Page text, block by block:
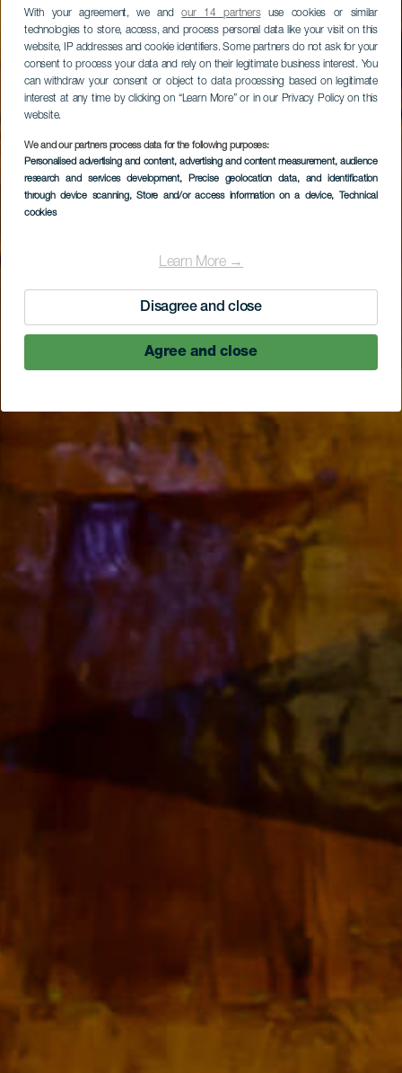
With your agreement, we andour 14 partnersuse cookies or similar
technologies to store, access, and process personal data like your visit on this
website, IP addresses and cookie identifiers. Some partners do not ask for your
consent to process your data and rely on their legitimate business interest. You
can withdraw your consent or object to data processing based on legitimate
interest at any time by clicking on “Learn More” or in our Privacy Policy on this
website.
We and our partners process data for the following purposes:
Personalised advertising and content, advertising and content measurement, audience
research and services development, Precise geolocation data, and identification
through device scanning, Store and/or access information on a device, Technical
cookies
Learn More →
Disagree and close
Agree and close